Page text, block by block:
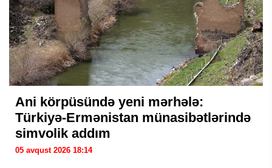
Ani körpüsündə yeni mərhələ:
Türkiyə-Ermənistan münasibətlərində
simvolik addım
05 avqust 2026 18:14